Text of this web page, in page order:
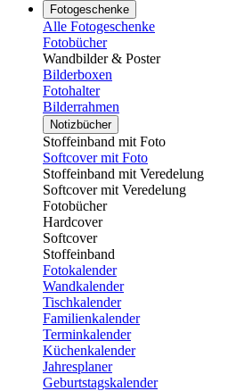
Fotogeschenke
Alle Fotogeschenke
Fotobücher
Wandbilder & Poster
Bilderboxen
Fotohalter
Bilderrahmen
Notizbücher
Stoffeinband mit Foto
Softcover mit Foto
Stoffeinband mit Veredelung
Softcover mit Veredelung
Fotobücher
Hardcover
Softcover
Stoffeinband
Fotokalender
Wandkalender
Tischkalender
Familienkalender
Terminkalender
Küchenkalender
Jahresplaner
Geburtstagskalender